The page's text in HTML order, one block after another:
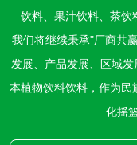
饮料、果汁饮料、茶饮
我们将继续秉承"厂商共
发展、产品发展、区域
本植物饮料饮料，作为民
化摇